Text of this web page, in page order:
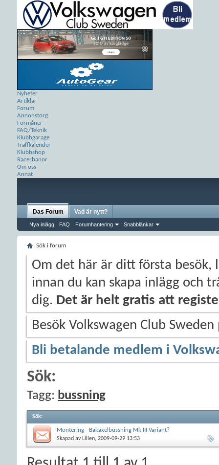
Nyheter
Artiklar
Forum
Annonstorg
Förmåner
FAQ/Teknik
Klubbgarage
Träffkalender
Klubbshop
Racerbanor
Om oss
Annat
Das Forum
Nya inlägg FAQ Forumhantering Snabblänkar
Vad är nytt?
Sök i forum
Om det här är ditt första besök,
innan du kan skapa inlägg och
dig. Det är helt gratis att
Besök Volkswagen Club
Bli betalande medlem i
Sök:
Tagg: bussning
Sök:
Montering - Bakaxelbussning Mk III Variant?
Skapad av Lillen, 2009-09-29 13:53